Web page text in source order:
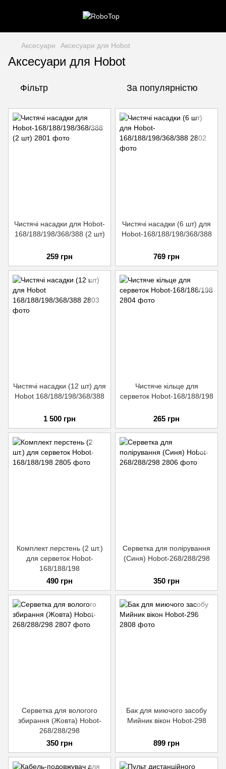
Аксесуари Аксесуари для Hobot
Аксесуари для Hobot
Фільтр За популярністю
Чистячі насадки для Hobot-
168/188/198/368/388 (2 шт)
259 грн
Чистячі насадки (6 шт) для
Hobot-168/188/198/368/388
769 грн
Чистячі насадки (12 шт) для
Hobot 168/188/198/368/388
1 500 грн
Чистяче кільце для
серветок Hobot-168/188/198
265 грн
Комплект перстень (2 шт.)
для серветок Hobot-
168/188/198
490 грн
Серветка для полірування
(Синя) Hobot-268/288/298
350 грн
Серветка для вологого
збирання (Жовта) Hobot-
268/288/298
350 грн
Бак для миючого засобу
Мийник вікон Hobot-298
899 грн